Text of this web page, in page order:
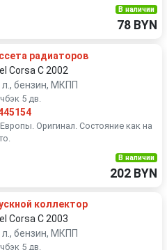
В наличии
78 BYN
радиаторов
Corsa C 2002
л., бензин, МКПП
5 дв.
Оригинал. Состояние как на
В наличии
202 BYN
коллектор
Corsa C 2003
л., бензин, МКПП
5 дв.